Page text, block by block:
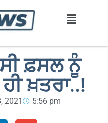
ਫ਼ਸਲ ਨੂੰ
ਖ਼ਤਰਾ..!
2021
5:56 pm